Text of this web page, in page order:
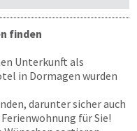
finden
Unterkunft als
in Dormagen wurden
darunter sicher auch
für Sie!